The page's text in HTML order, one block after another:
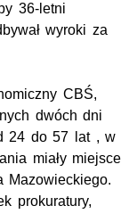
36-letni
wyroki za
CBŚ,
dwóch dni
24 do 57 lat , w
miały miejsce
Mazowieckiego.
prokuratury,